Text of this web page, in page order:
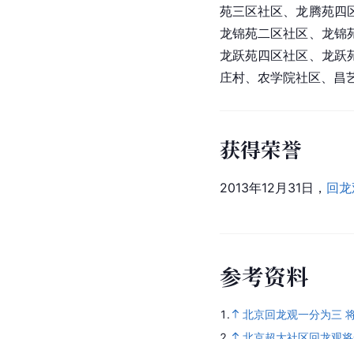
苑三区社区、龙腾苑四
龙锦苑二区社区、龙锦
龙跃苑四区社区、龙跃
庄村、农学院社区、昌
获得荣誉
2013年12月31日， 回
参考资料
1.
北京回龙观一分为三